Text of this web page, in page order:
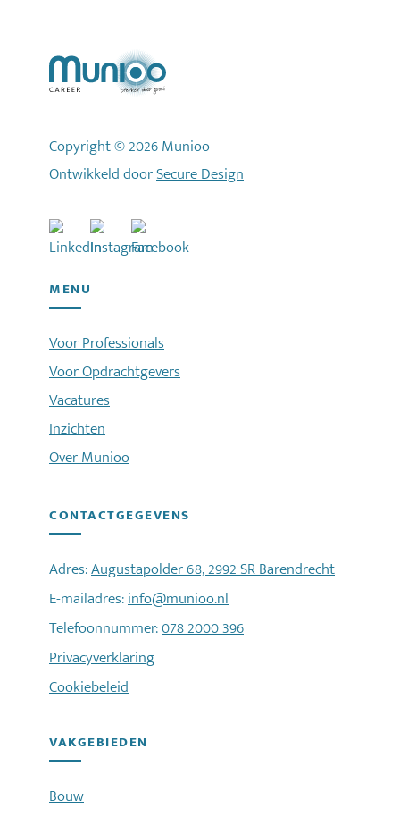
Copyright © 2026 Munioo
Ontwikkeld doorSecure Design
MENU
Voor Professionals
Voor Opdrachtgevers
Vacatures
Inzichten
Over Munioo
CONTACTGEGEVENS
Adres:Augustapolder 68, 2992 SR Barendrecht
E-mailadres:info@munioo.nl
Telefoonnummer:078 2000 396
Privacyverklaring
Cookiebeleid
VAKGEBIEDEN
Bouw